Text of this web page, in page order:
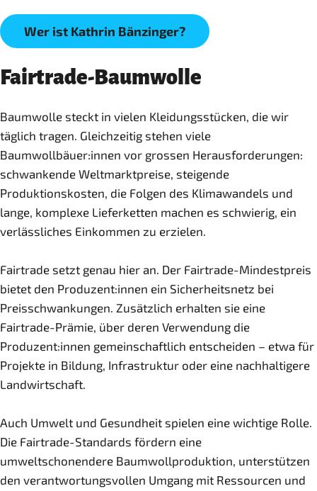
Wer ist Kathrin Bänzinger?
Fairtrade-Baumwolle
Baumwolle steckt in vielen Kleidungsstücken, die wir
täglich tragen. Gleichzeitig stehen viele
Baumwollbäuer:innen vor grossen Herausforderungen:
schwankende Weltmarktpreise, steigende
Produktionskosten, die Folgen des Klimawandels und
lange, komplexe Lieferketten machen es schwierig, ein
verlässliches Einkommen zu erzielen.
Fairtrade setzt genau hier an. Der Fairtrade-Mindestpreis
bietet den Produzent:innen ein Sicherheitsnetz bei
Preisschwankungen. Zusätzlich erhalten sie eine
Fairtrade-Prämie, über deren Verwendung die
Produzent:innen gemeinschaftlich entscheiden – etwa für
Projekte in Bildung, Infrastruktur oder eine nachhaltigere
Landwirtschaft.
Auch Umwelt und Gesundheit spielen eine wichtige Rolle.
Die Fairtrade-Standards fördern eine
umweltschonendere Baumwollproduktion, unterstützen
den verantwortungsvollen Umgang mit Ressourcen und